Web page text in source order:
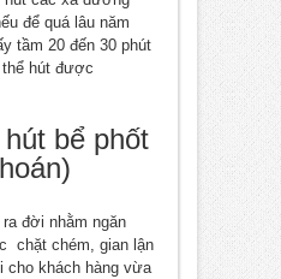
để quá lâu năm
tầm 20 đến 30 phút
hút được
bể phốt
đời nhằm ngăn
chặt chém, gian lận
khách hàng vừa